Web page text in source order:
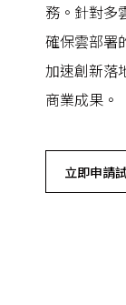
務。針對多
確保雲部署
加速創新落
商業成果。
立即申請